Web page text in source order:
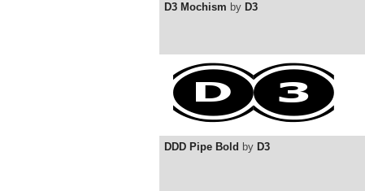
D3 Mochism by D3
DDD Pipe Bold by D3